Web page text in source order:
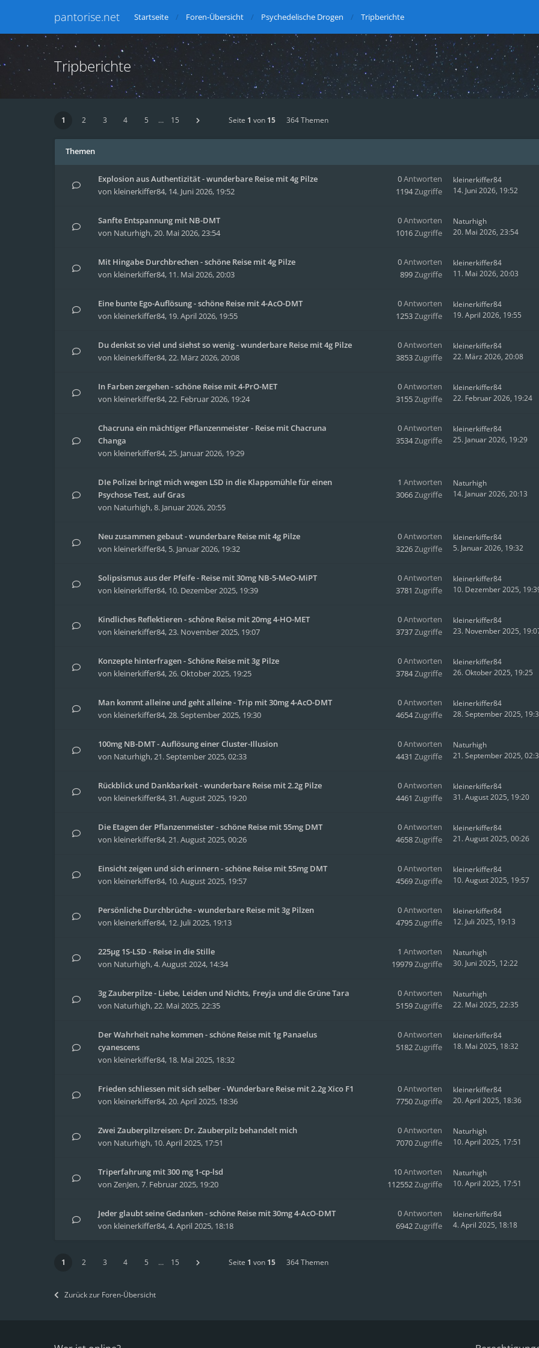
pantorise.net Startseite Foren-Übersicht Psychedelische Drogen Tripberichte
Tripberichte
1 2 3 4 5 … 15 Seite 1 von 15 364 Themen
Themen
Explosion aus Authentizität - wunderbare Reise mit 4g Pilze
von kleinerkiffer84, 14. Juni 2026, 19:52
0Antworten
1194Zugriffe
kleinerkiffer84
14. Juni 2026, 19:52
Sanfte Entspannung mit NB-DMT
von Naturhigh,20. Mai 2026, 23:54
0Antworten
1016Zugriffe
Naturhigh
20. Mai 2026, 23:54
Mit Hingabe Durchbrechen - schöne Reise mit 4g Pilze
von kleinerkiffer84, 11. Mai 2026, 20:03
0Antworten
899Zugriffe
kleinerkiffer84
11. Mai 2026, 20:03
Eine bunte Ego-Auflösung - schöne Reise mit 4-AcO-DMT
von kleinerkiffer84, 19. April 2026, 19:55
0Antworten
1253Zugriffe
kleinerkiffer84
19. April 2026, 19:55
Du denkst so viel und siehst so wenig - wunderbare Reise mit 4g Pilze
von kleinerkiffer84,22. März 2026, 20:08
0Antworten
3853Zugriffe
kleinerkiffer84
22. März 2026, 20:08
In Farben zergehen - schöne Reise mit 4-PrO-MET
von kleinerkiffer84,22. Februar 2026, 19:24
0Antworten
3155Zugriffe
kleinerkiffer84
22. Februar 2026, 19:24
Chacruna ein mächtiger Pflanzenmeister - Reise mit Chacruna
Changa
von kleinerkiffer84,25. Januar 2026, 19:29
0Antworten
3534Zugriffe
kleinerkiffer84
25. Januar 2026, 19:29
DIe Polizei bringt mich wegen LSD in die Klappsmühle für einen
Psychose Test, auf Gras
von Naturhigh,8. Januar 2026, 20:55
1 Antworten
3066Zugriffe
Naturhigh
14. Januar 2026, 20:13
Neu zusammen gebaut - wunderbare Reise mit 4g Pilze
von kleinerkiffer84, 5. Januar 2026, 19:32
0Antworten
3226Zugriffe
kleinerkiffer84
5. Januar 2026, 19:32
Solipsismus aus der Pfeife - Reise mit 30mg NB-5-MeO-MiPT
von kleinerkiffer84, 10. Dezember 2025, 19:39
0Antworten
3781 Zugriffe
kleinerkiffer84
10. Dezember 2025,
Kindliches Reflektieren - schöne Reise mit 20mg 4-HO-MET
von kleinerkiffer84,23. November 2025, 19:07
0Antworten
3737Zugriffe
kleinerkiffer84
23. November 2025,
Konzepte hinterfragen - Schöne Reise mit 3g Pilze
von kleinerkiffer84,26. Oktober 2025, 19:25
0Antworten
3784Zugriffe
kleinerkiffer84
26. Oktober 2025, 19:25
Man kommt alleine und geht alleine - Trip mit 30mg 4-AcO-DMT
von kleinerkiffer84,28. September 2025, 19:30
0Antworten
4654Zugriffe
kleinerkiffer84
28. September 2025,
100mg NB-DMT - Auflösung einer Cluster-Illusion
von Naturhigh,21. September 2025, 02:33
0Antworten
4431 Zugriffe
Naturhigh
21. September 2025,
Rückblick und Dankbarkeit - wunderbare Reise mit 2.2g Pilze
von kleinerkiffer84,31. August 2025, 19:20
0Antworten
4461 Zugriffe
kleinerkiffer84
31. August 2025, 19:20
Die Etagen der Pflanzenmeister - schöne Reise mit 55mg DMT
von kleinerkiffer84,21. August 2025, 00:26
0Antworten
4658Zugriffe
kleinerkiffer84
21. August 2025, 00:26
Einsicht zeigen und sich erinnern - schöne Reise mit 55mg DMT
von kleinerkiffer84, 10. August 2025, 19:57
0Antworten
4569Zugriffe
kleinerkiffer84
10. August 2025, 19:57
Persönliche Durchbrüche - wunderbare Reise mit 3g Pilzen
von kleinerkiffer84, 12. Juli 2025, 19:13
0Antworten
4795Zugriffe
kleinerkiffer84
12. Juli 2025, 19:13
225µg 1S-LSD - Reise in die Stille
von Naturhigh,4. August 2024, 14:34
1 Antworten
19979Zugriffe
Naturhigh
30. Juni 2025, 12:22
3g Zauberpilze - Liebe, Leiden und Nichts, Freyja und die Grüne Tara
von Naturhigh,22. Mai 2025, 22:35
0Antworten
5159Zugriffe
Naturhigh
22. Mai 2025, 22:35
Der Wahrheit nahe kommen - schöne Reise mit 1g Panaelus
cyanescens
von kleinerkiffer84, 18. Mai 2025, 18:32
0Antworten
5182Zugriffe
kleinerkiffer84
18. Mai 2025, 18:32
Frieden schliessen mit sich selber - Wunderbare Reise mit 2.2g Xico F1
von kleinerkiffer84,20. April 2025, 18:36
0Antworten
7750Zugriffe
kleinerkiffer84
20. April 2025, 18:36
Zwei Zauberpilzreisen: Dr. Zauberpilz behandelt mich
von Naturhigh, 10. April 2025, 17:51
0Antworten
7070Zugriffe
Naturhigh
10. April 2025, 17:51
Triperfahrung mit 300 mg 1-cp-lsd
von ZenJen,7. Februar 2025, 19:20
10Antworten
112552Zugriffe
Naturhigh
10. April 2025, 17:51
Jeder glaubt seine Gedanken - schöne Reise mit 30mg 4-AcO-DMT
von kleinerkiffer84,4. April 2025, 18:18
0Antworten
6942Zugriffe
kleinerkiffer84
4. April 2025, 18:18
1 2 3 4 5 … 15 Seite 1 von 15 364 Themen
Zurück zur Foren-Übersicht